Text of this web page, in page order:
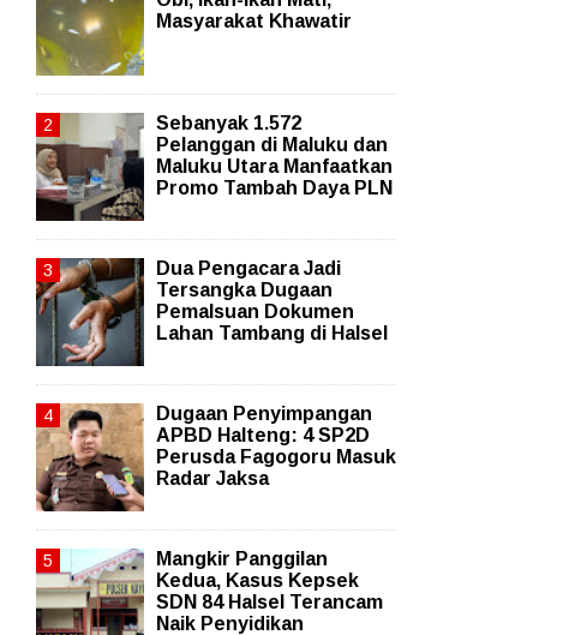
Masyarakat Khawatir
Sebanyak 1.572
Pelanggan di Maluku dan
Maluku Utara Manfaatkan
Promo Tambah Daya PLN
Dua Pengacara Jadi
Tersangka Dugaan
Pemalsuan Dokumen
Lahan Tambang di Halsel
Dugaan Penyimpangan
APBD Halteng: 4 SP2D
Perusda Fagogoru Masuk
Radar Jaksa
Mangkir Panggilan
Kedua, Kasus Kepsek
SDN 84 Halsel Terancam
Naik Penyidikan